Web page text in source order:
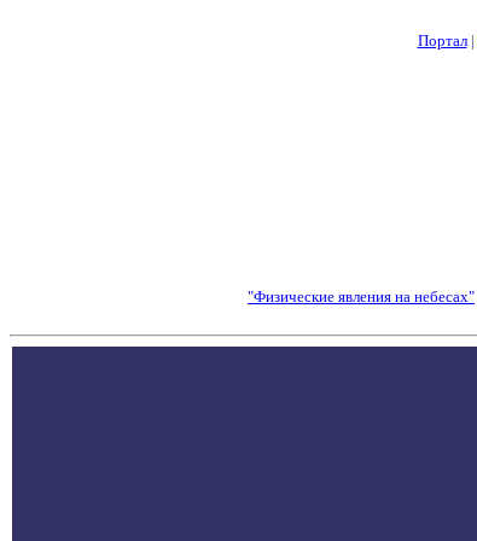
Портал|
"Физические явления на небесах"